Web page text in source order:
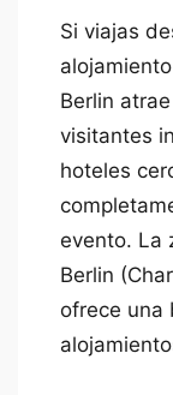
Si viajas
Berlin
visitantes
hoteles
evento. La
Berlin
ofrece una